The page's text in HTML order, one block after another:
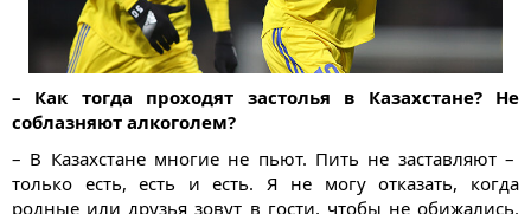
– Как тогда проходят застолья в Казахстане? Не
соблазняют алкоголем?
– В Казахстане многие не пьют. Пить не заставляют –
только есть, есть и есть. Я не могу отказать, когда
родные или друзья зовут в гости, чтобы не обижались.